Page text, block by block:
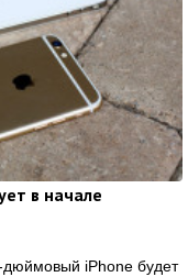
в начале
iPhone будет